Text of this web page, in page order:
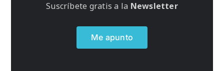
Suscríbete gratis a la Newsletter
Me apunto